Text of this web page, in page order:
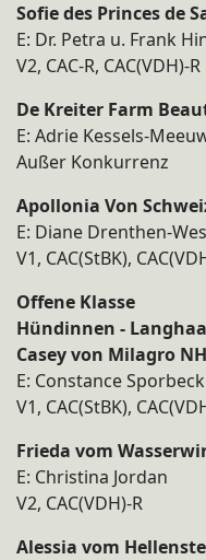
Sofie des Princes de
E: Dr. Petra u. Frank
V2, CAC-R, CAC(VDH)-R
De Kreiter Farm
E: Adrie Kessels-
Außer Konkurrenz
Apollonia Von
E: Diane Drenthen-
V1, CAC(StBK),
Offene Klasse
Hündinnen -
Casey von Milagro
E: Constance Sporbeck
V1, CAC(StBK),
Frieda vom
E: Christina Jordan
V2, CAC(VDH)-R
Alessia vom